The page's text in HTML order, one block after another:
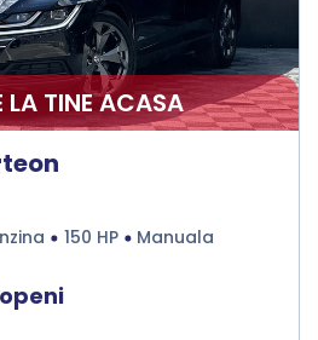
LA TINE ACASA
150 HP Manuala